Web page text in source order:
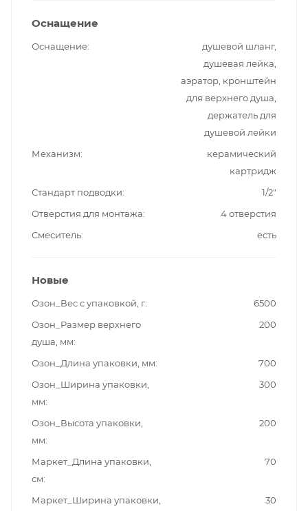
Оснащение
Оснащение
душевой шланг,
душевая лейка,
аэратор, кронштейн
для верхнего душа,
держатель для
душевой лейки
Механизм
керамический
картридж
Стандарт подводки
1/2"
Отверстия для монтажа
4 отверстия
Смеситель
есть
Новые
Озон_Вес с упаковкой, г
6500
Озон_Размер верхнего
душа, мм
200
Озон_Длина упаковки, мм
700
Озон_Ширина упаковки,
мм
300
Озон_Высота упаковки,
мм
200
Маркет_Длина упаковки,
см
70
Маркет_Ширина упаковки,
30